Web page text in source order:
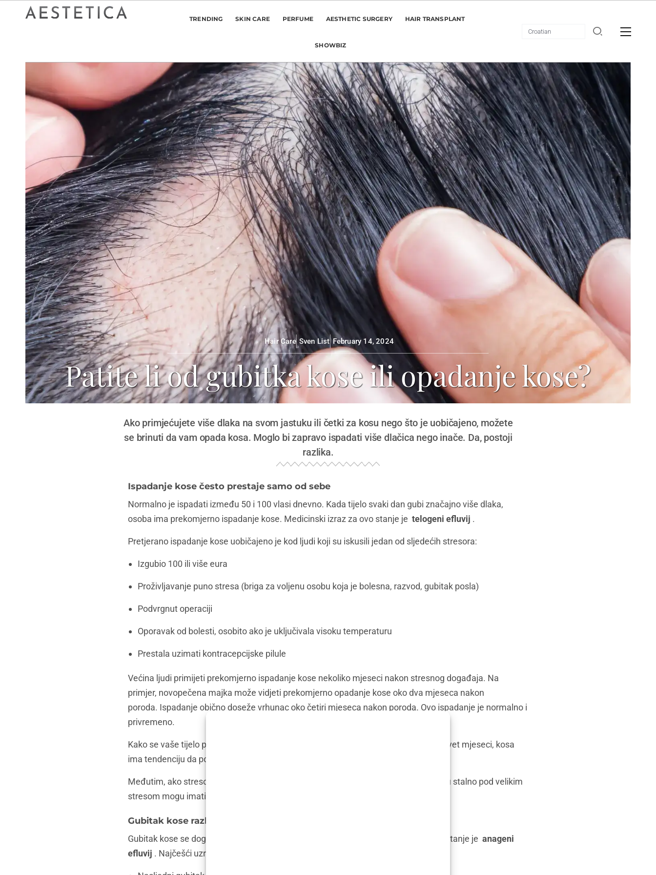
TRENDING SKIN CARE PERFUME AESTHETIC SURGERY HAIR TRANSPLANT
SHOWBIZ
Hair Care Sven List February 14, 2024
Patite li od gubitka kose ili opadanje kose?
Ako primjećujete više dlaka na svom jastuku ili četki za kosu nego što je uobičajeno, možete
se brinuti da vam opada kosa. Moglo bi zapravo ispadati više dlačica nego inače. Da, postoji
razlika.
Ispadanje kose često prestaje samo od sebe
Normalno je ispadati između 50 i 100 vlasi dnevno. Kada tijelo svaki dan gubi značajno više dlaka,
osoba ima prekomjerno ispadanje kose. Medicinski izraz za ovo stanje je telogeni efluvij .
Pretjerano ispadanje kose uobičajeno je kod ljudi koji su iskusili jedan od sljedećih stresora:
Izgubio 100 ili više eura
Proživljavanje puno stresa (briga za voljenu osobu koja je bolesna, razvod, gubitak posla)
Podvrgnut operaciji
Oporavak od bolesti, osobito ako je uključivala visoku temperaturu
Prestala uzimati kontracepcijske pilule
Većina ljudi primijeti prekomjerno ispadanje kose nekoliko mjeseci nakon stresnog događaja. Na
primjer, novopečena majka može vidjeti prekomjerno opadanje kose oko dva mjeseca nakon
poroda. Ispadanje obično doseže vrhunac oko četiri mjeseca nakon poroda. Ovo ispadanje je normalno i
privremeno.
Kako se vaše tijelo prilagođava, prekomjerno lupanje prestaje. U roku od šest do devet mjeseci, kosa
ima tendenciju da povrati svoju normalnu punoću.
Međutim, ako stresor ostane s vama, ispadanje kose može dugo trajati. Ljudi koji su stalno pod velikim
stresom mogu imati dugotrajno prekomjerno opadanje kose.
Gubitak kose razlikuje se od opadanja kose
Gubitak kose se događa kada nešto zaustavi kosu u rastu. Medicinski izraz za ovo stanje je anageni
efluvij . Najčešći uzroci gubitka kose uključuju: